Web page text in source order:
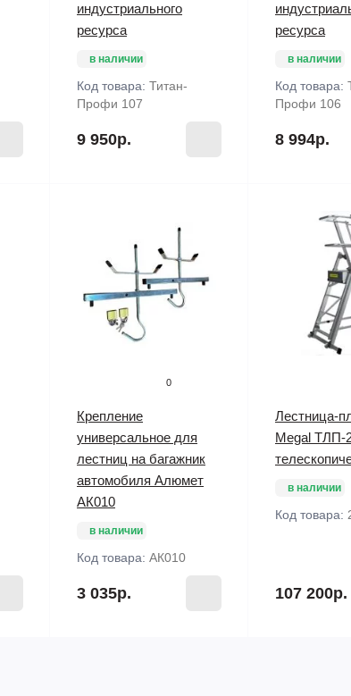
индустриального
ресурса
в наличии
Код товара: Титан-
Профи 107
9 950р.
ресурса
в наличии
Код товара:
Профи 106
8 994р.
0
Крепление
универсальное для
лестниц на багажник
автомобиля Алюмет
АК010
в наличии
Код товара: АК010
3 035р.
Лестница-
Megal ТЛП-
в наличии
Код товара:
107 200р.